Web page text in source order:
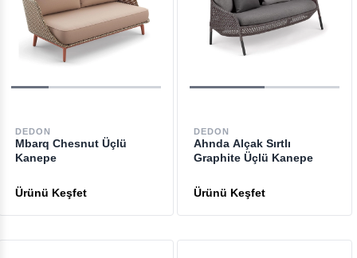
DEDON
Mbarq Chesnut Üçlü
Kanepe
DEDON
Ahnda Alçak Sırtlı
Graphite Üçlü Kanepe